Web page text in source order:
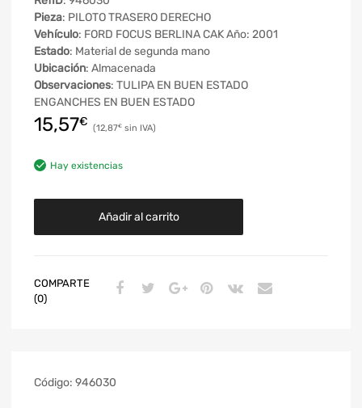
Pieza: PILOTO TRASERO DERECHO
Vehículo: FORD FOCUS BERLINA CAK Año: 2001
Estado: Material de segunda mano
Ubicación: Almacenada
Observaciones: TULIPA EN BUEN ESTADO
ENGANCHES EN BUEN ESTADO
15,57€ 12,87€
Hay existencias
Añadir al carrito
COMPARTE
(0)
Código: 946030